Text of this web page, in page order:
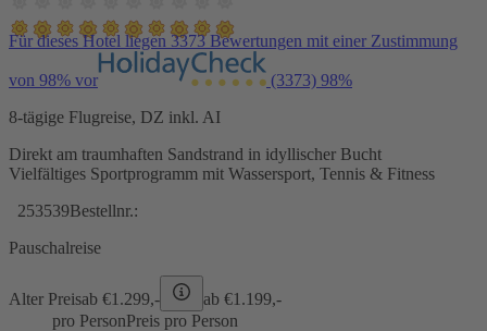
Für dieses Hotel liegen 3373 Bewertungen mit einer Zustimmung
von 98% vor (3373) 98%
8-tägige Flugreise, DZ inkl. AI
Direkt am traumhaften Sandstrand in idyllischer Bucht
Vielfältiges Sportprogramm mit Wassersport, Tennis & Fitness
253539Bestellnr.:
Pauschalreise
Alter Preisab €1.299,- ab €1.199,-
pro PersonPreis pro Person